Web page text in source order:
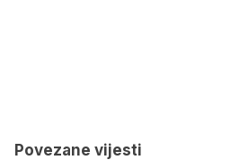
Povezane vijesti